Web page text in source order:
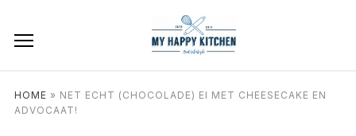
HOME » NET ECHT (CHOCOLADE) EI MET CHEESECAKE EN
ADVOCAAT!